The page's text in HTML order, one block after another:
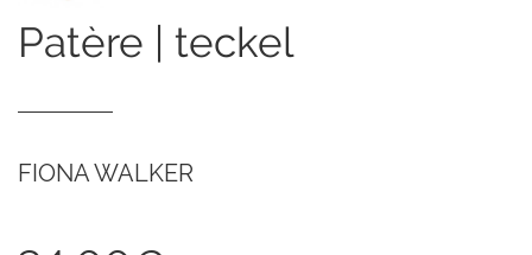
patère | teckel
FIONA WALKER